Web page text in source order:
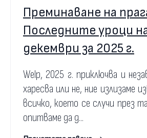
Преминаване на
Последните уроци
декември за 2025 г.
Welp, 2025 г. приключва и
харесва или не, ние излизаме
всичко, което се случи през
опитваме да д...